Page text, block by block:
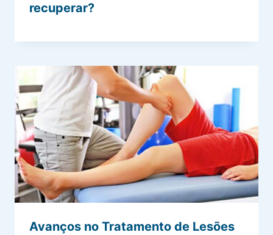
recuperar?
Avanços no Tratamento de Lesões